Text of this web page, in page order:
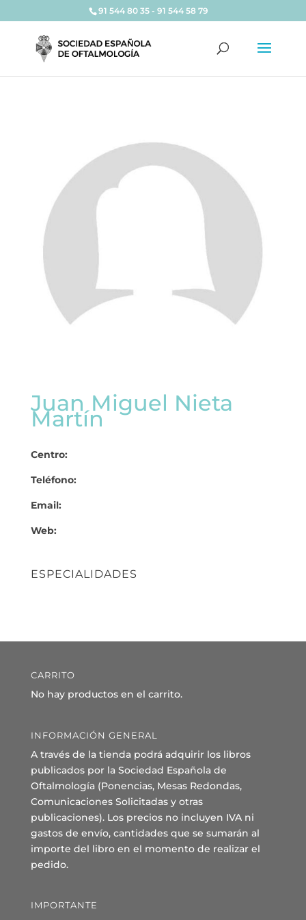
91 544 80 35 - 91 544 58 79
Juan Miguel Nieta
Martín
Centro:
Teléfono:
Email:
Web:
ESPECIALIDADES
CARRITO
No hay productos en el carrito.
INFORMACIÓN GENERAL
A través de la tienda podrá adquirir los libros
publicados por la Sociedad Española de
Oftalmología (Ponencias, Mesas Redondas,
Comunicaciones Solicitadas y otras
publicaciones). Los precios no incluyen IVA ni
gastos de envío, cantidades que se sumarán al
importe del libro en el momento de realizar el
pedido.
IMPORTANTE